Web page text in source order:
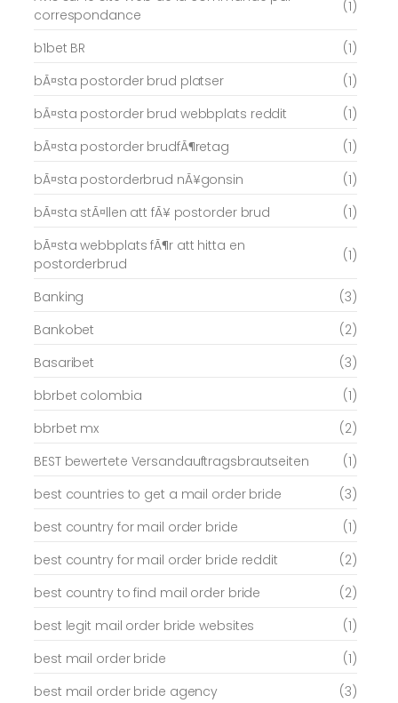
correspondance
(1)
b1bet BR
(1)
bÃ¤sta postorder brud platser
(1)
bÃ¤sta postorder brud webbplats reddit
(1)
bÃ¤sta postorder brudfÃ¶retag
(1)
bÃ¤sta postorderbrud nÃ¥gonsin
(1)
bÃ¤sta stÃ¤llen att fÃ¥ postorder brud
(1)
bÃ¤sta webbplats fÃ¶r att hitta en
postorderbrud
(1)
Banking
(3)
Bankobet
(2)
Basaribet
(3)
bbrbet colombia
(1)
bbrbet mx
(2)
BEST bewertete Versandauftragsbrautseiten
(1)
best countries to get a mail order bride
(3)
best country for mail order bride
(1)
best country for mail order bride reddit
(2)
best country to find mail order bride
(2)
best legit mail order bride websites
(1)
best mail order bride
(1)
best mail order bride agency
(3)